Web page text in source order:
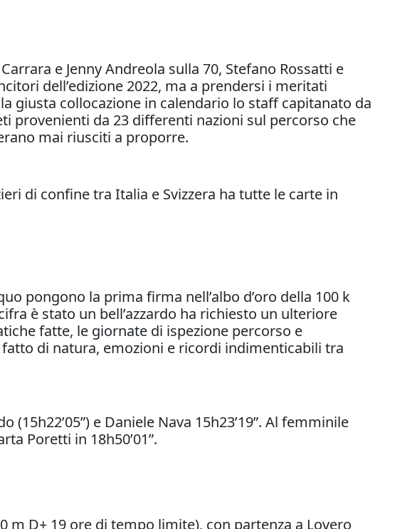
e Jenny Andreola sulla 70, Stefano Rossatti e
dell’edizione 2022, ma a prendersi i meritati
giusta collocazione in calendario lo staff capitanato da
provenienti da 23 differenti nazioni sul percorso che
mai riusciti a proporre.
di confine tra Italia e Svizzera ha tutte le carte in
pongono la prima firma nell’albo d’oro della 100 k
è stato un bell’azzardo ha richiesto un ulteriore
fatte, le giornate di ispezione percorso e
di natura, emozioni e ricordi indimenticabili tra
e Daniele Nava 15h23’19”. Al femminile
Poretti in 18h50’01”.
D+ 19 ore di tempo limite), con partenza a Lovero